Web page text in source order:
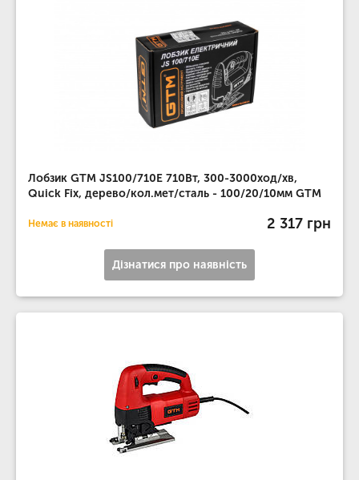
Лобзик GTM JS100/710E 710Вт, 300-3000ход/хв,
Quick Fix, дерево/кол.мет/сталь - 100/20/10мм GTM
Немає в наявності 2 317 грн
Дізнатися про наявність